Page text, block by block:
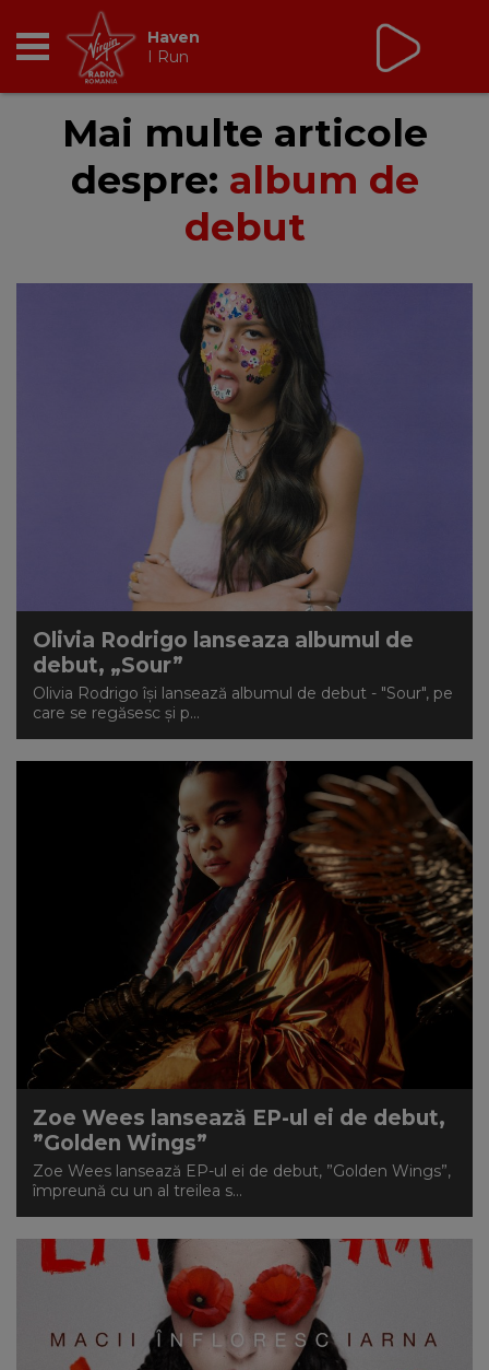
RADIO
BREAKFAST
DANCEFLOOR CHART
RADIO ACADEMY
CONTUL MEU
Weekend
08:00 - 12:00
Mai multe articole
despre: album de
debut
Olivia Rodrigo lanseaza albumul de
debut, „Sour”
Olivia Rodrigo își lansează albumul de debut - "Sour", pe
care se regăsesc și p...
Zoe Wees lansează EP-ul ei de debut,
”Golden Wings”
Zoe Wees lansează EP-ul ei de debut, ”Golden Wings”,
împreună cu un al treilea s...